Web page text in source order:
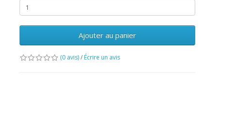
Ajouter au panier
(0 avis)/ Écrire un avis